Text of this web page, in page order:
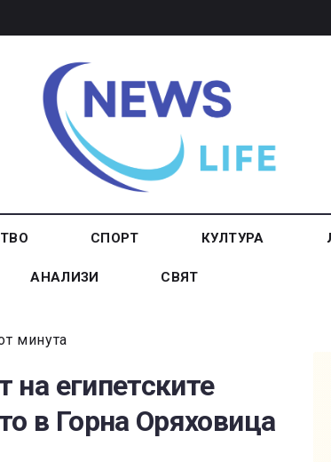
СПОРТ КУЛТУРА
АНАЛИЗИ СВЯТ
минута
египетските
в Горна Оряховица